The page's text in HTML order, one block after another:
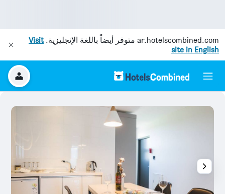
ar.hotelscombined.com متوفر أيضاً باللغة الإنجليزية.Visit
site in English